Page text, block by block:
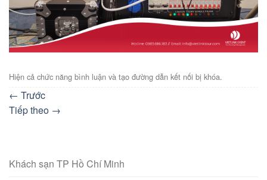
Hiện cả chức năng bình luận và tạo đường dẫn kết nối bị khóa.
← Trước
Tiếp theo →
Khách sạn TP Hồ Chí Minh